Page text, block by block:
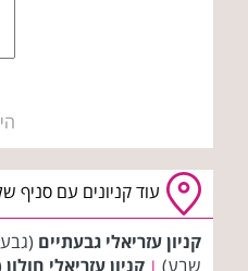
עוד קניונים עם סניף
קניון עזריאלי גבעתיים
שבע) | קניון עזריאלי חולון